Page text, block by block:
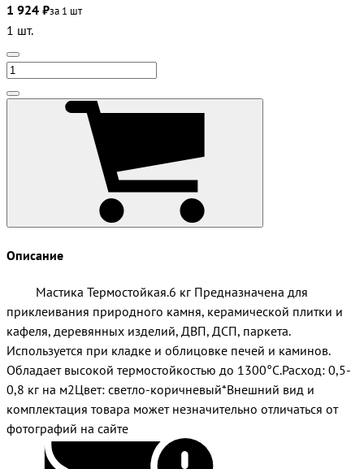
1 924 ₽за 1 шт
1 шт.
Описание
Мастика Термостойкая.6 кг Предназначена для
приклеивания природного камня, керамической плитки и
кафеля, деревянных изделий, ДВП, ДСП, паркета.
Используется при кладке и облицовке печей и каминов.
Обладает высокой термостойкостью до 1300°С.Расход: 0,5-
0,8 кг на м2Цвет: светло-коричневый*Внешний вид и
комплектация товара может незначительно отличаться от
фотографий на сайте